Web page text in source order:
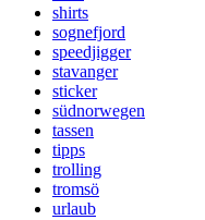
shirts
sognefjord
speedjigger
stavanger
sticker
südnorwegen
tassen
tipps
trolling
tromsö
urlaub